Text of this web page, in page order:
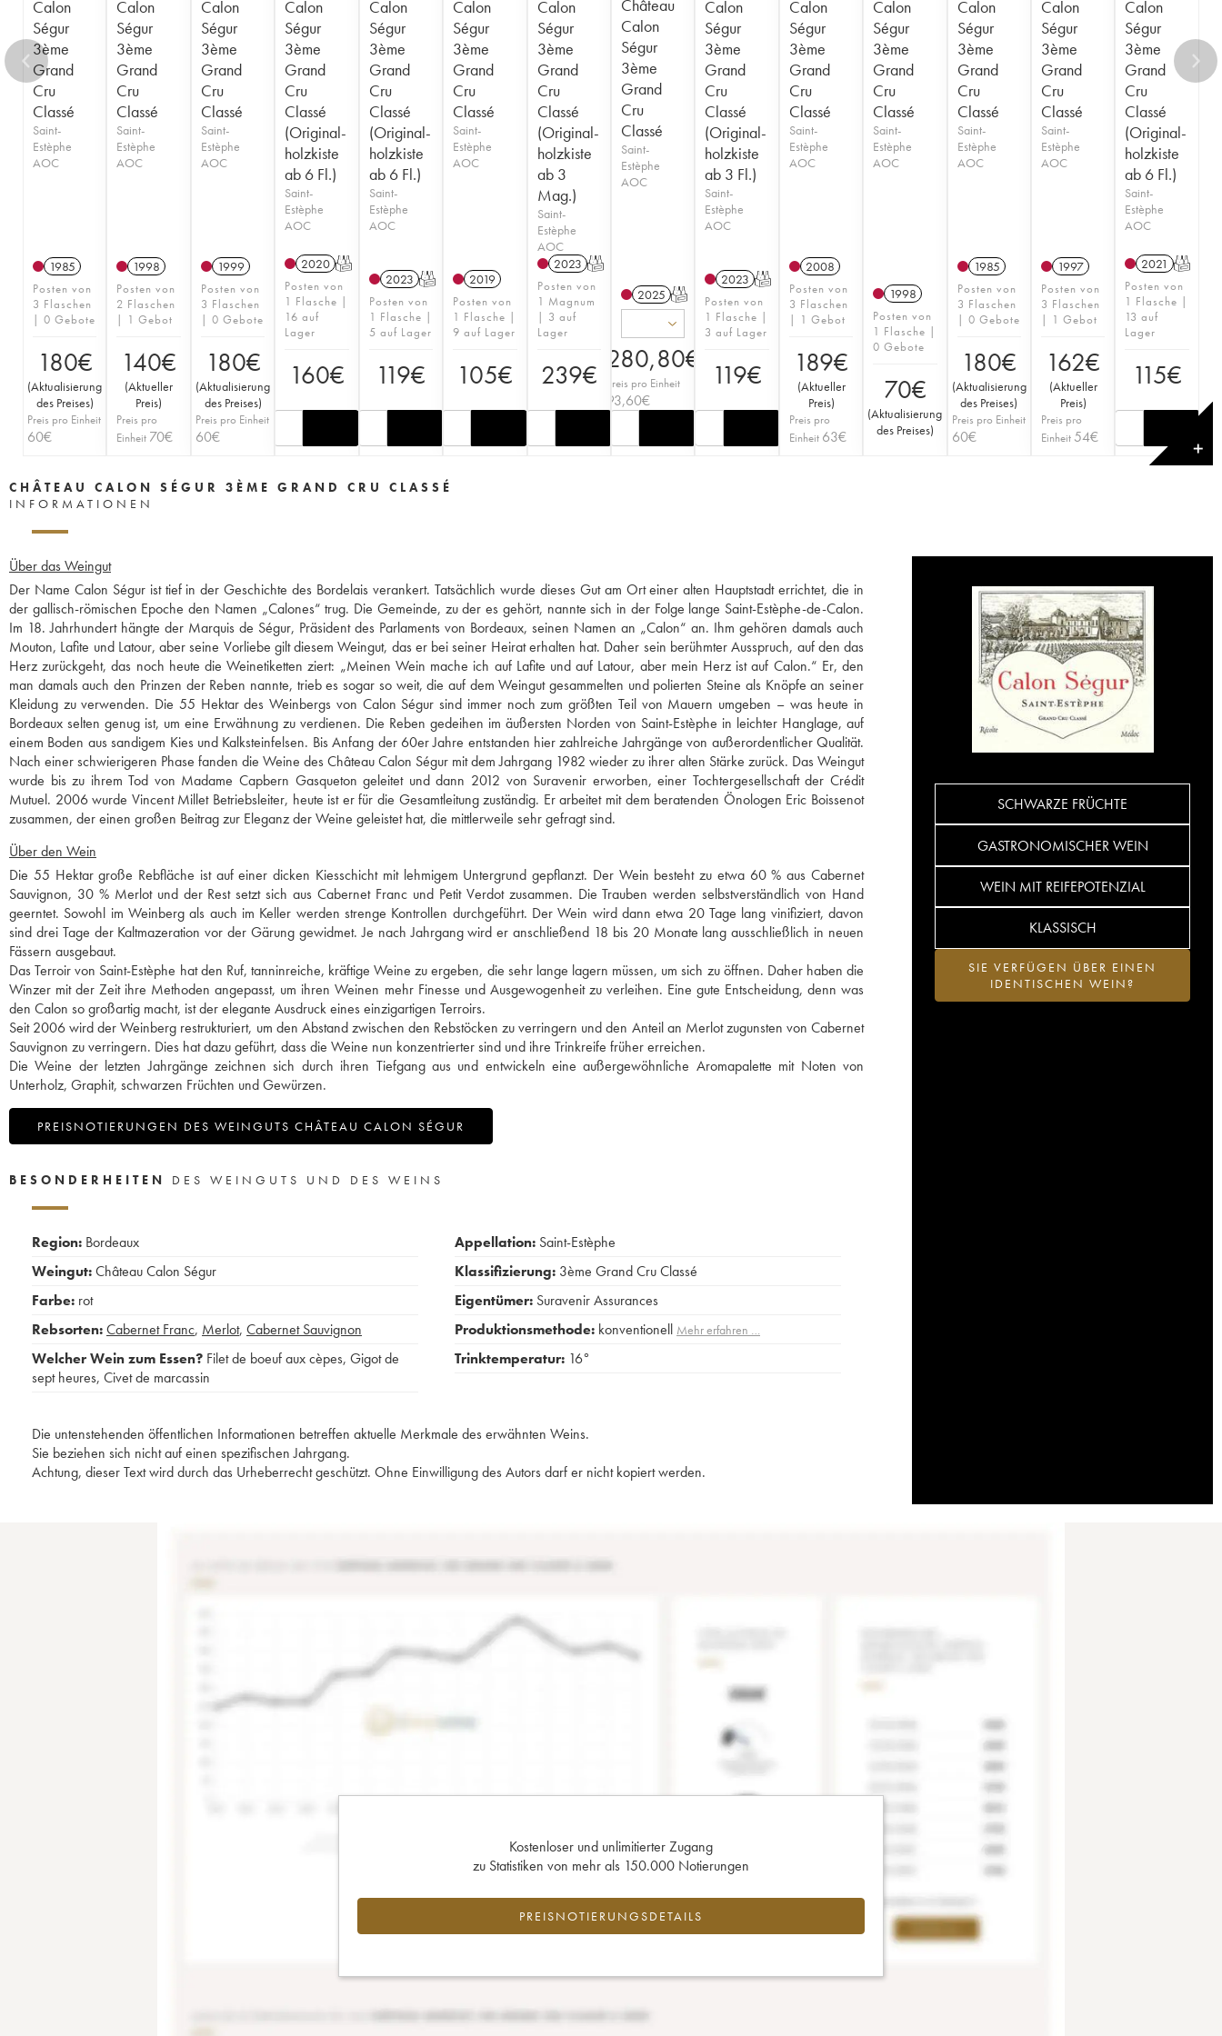
Calon
Ségur
3ème
Grand
Cru
Classé
Saint-
Estèphe
AOC
1985
Posten von
3 Flaschen
| 0 Gebote
180€
(Aktualisierung
des Preises)
Preis pro Einheit
60€
Calon
Ségur
3ème
Grand
Cru
Classé
Saint-
Estèphe
AOC
1998
Posten von
2 Flaschen
| 1 Gebot
140€
(Aktueller
Preis)
Preis pro
Einheit 70€
Calon
Ségur
3ème
Grand
Cru
Classé
Saint-
Estèphe
AOC
1999
Posten von
3 Flaschen
| 0 Gebote
180€
(Aktualisierung
des Preises)
Preis pro Einheit
60€
Calon
Ségur
3ème
Grand
Cru
Classé
(Original-
holzkiste
ab 6 Fl.)
Saint-
Estèphe
AOC
2020 T
Posten von
1 Flasche |
16 auf
Lager
160€
Calon
Ségur
3ème
Grand
Cru
Classé
(Original-
holzkiste
ab 6 Fl.)
Saint-
Estèphe
AOC
2023 T
Posten von
1 Flasche |
5 auf Lager
119€
Calon
Ségur
3ème
Grand
Cru
Classé
Saint-
Estèphe
AOC
2019
Posten von
1 Flasche |
9 auf Lager
105€
Calon
Ségur
3ème
Grand
Cru
Classé
(Original-
holzkiste
ab 3
Mag.)
Saint-
Estèphe
AOC
2023 T
Posten von
1 Magnum
| 3 auf
Lager
239€
Château
Calon
Ségur
3ème
Grand
Cru
Classé
Saint-
Estèphe
AOC
2025 T
280,80€
Preis pro Einheit
93,60€
Calon
Ségur
3ème
Grand
Cru
Classé
(Original-
holzkiste
ab 3 Fl.)
Saint-
Estèphe
AOC
2023 T
Posten von
1 Flasche |
3 auf Lager
119€
Calon
Ségur
3ème
Grand
Cru
Classé
Saint-
Estèphe
AOC
2008
Posten von
3 Flaschen
| 1 Gebot
189€
(Aktueller
Preis)
Preis pro
Einheit 63€
Calon
Ségur
3ème
Grand
Cru
Classé
Saint-
Estèphe
AOC
1998
Posten von
1 Flasche |
0 Gebote
70€
(Aktualisierung
des Preises)
Calon
Ségur
3ème
Grand
Cru
Classé
Saint-
Estèphe
AOC
1985
Posten von
3 Flaschen
| 0 Gebote
180€
(Aktualisierung
des Preises)
Preis pro Einheit
60€
Calon
Ségur
3ème
Grand
Cru
Classé
Saint-
Estèphe
AOC
1997
Posten von
3 Flaschen
| 1 Gebot
162€
(Aktueller
Preis)
Preis pro
Einheit 54€
Calon
Ségur
3ème
Grand
Cru
Classé
(Original-
holzkiste
ab 6 Fl.)
Saint-
Estèphe
AOC
2021 T
Posten von
1 Flasche |
13 auf
Lager
115€
✕
CHÂTEAU CALON SÉGUR 3ÈME GRAND CRU CLASSÉ
INFORMATIONEN
Über das Weingut
Der Name Calon Ségur ist tief in der Geschichte des Bordelais verankert. Tatsächlich wurde dieses Gut am Ort einer alten Hauptstadt errichtet, die in
der gallisch-römischen Epoche den Namen „Calones“ trug. Die Gemeinde, zu der es gehört, nannte sich in der Folge lange Saint-Estèphe-de-Calon.
Im 18. Jahrhundert hängte der Marquis de Ségur, Präsident des Parlaments von Bordeaux, seinen Namen an „Calon“ an. Ihm gehören damals auch
Mouton, Lafite und Latour, aber seine Vorliebe gilt diesem Weingut, das er bei seiner Heirat erhalten hat. Daher sein berühmter Ausspruch, auf den das
Herz zurückgeht, das noch heute die Weinetiketten ziert: „Meinen Wein mache ich auf Lafite und auf Latour, aber mein Herz ist auf Calon.“ Er, den
man damals auch den Prinzen der Reben nannte, trieb es sogar so weit, die auf dem Weingut gesammelten und polierten Steine als Knöpfe an seiner
Kleidung zu verwenden. Die 55 Hektar des Weinbergs von Calon Ségur sind immer noch zum größten Teil von Mauern umgeben – was heute in
Bordeaux selten genug ist, um eine Erwähnung zu verdienen. Die Reben gedeihen im äußersten Norden von Saint-Estèphe in leichter Hanglage, auf
einem Boden aus sandigem Kies und Kalksteinfelsen. Bis Anfang der 60er Jahre entstanden hier zahlreiche Jahrgänge von außerordentlicher Qualität.
Nach einer schwierigeren Phase fanden die Weine des Château Calon Ségur mit dem Jahrgang 1982 wieder zu ihrer alten Stärke zurück. Das Weingut
wurde bis zu ihrem Tod von Madame Capbern Gasqueton geleitet und dann 2012 von Suravenir erworben, einer Tochtergesellschaft der Crédit
Mutuel. 2006 wurde Vincent Millet Betriebsleiter, heute ist er für die Gesamtleitung zuständig. Er arbeitet mit dem beratenden Önologen Eric Boissenot
zusammen, der einen großen Beitrag zur Eleganz der Weine geleistet hat, die mittlerweile sehr gefragt sind.
Über den Wein
Die 55 Hektar große Rebfläche ist auf einer dicken Kiesschicht mit lehmigem Untergrund gepflanzt. Der Wein besteht zu etwa 60 % aus Cabernet
Sauvignon, 30 % Merlot und der Rest setzt sich aus Cabernet Franc und Petit Verdot zusammen. Die Trauben werden selbstverständlich von Hand
geerntet. Sowohl im Weinberg als auch im Keller werden strenge Kontrollen durchgeführt. Der Wein wird dann etwa 20 Tage lang vinifiziert, davon
sind drei Tage der Kaltmazeration vor der Gärung gewidmet. Je nach Jahrgang wird er anschließend 18 bis 20 Monate lang ausschließlich in neuen
Fässern ausgebaut.
Das Terroir von Saint-Estèphe hat den Ruf, tanninreiche, kräftige Weine zu ergeben, die sehr lange lagern müssen, um sich zu öffnen. Daher haben die
Winzer mit der Zeit ihre Methoden angepasst, um ihren Weinen mehr Finesse und Ausgewogenheit zu verleihen. Eine gute Entscheidung, denn was
den Calon so großartig macht, ist der elegante Ausdruck eines einzigartigen Terroirs.
Seit 2006 wird der Weinberg restrukturiert, um den Abstand zwischen den Rebstöcken zu verringern und den Anteil an Merlot zugunsten von Cabernet
Sauvignon zu verringern. Dies hat dazu geführt, dass die Weine nun konzentrierter sind und ihre Trinkreife früher erreichen.
Die Weine der letzten Jahrgänge zeichnen sich durch ihren Tiefgang aus und entwickeln eine außergewöhnliche Aromapalette mit Noten von
Unterholz, Graphit, schwarzen Früchten und Gewürzen.
PREISNOTIERUNGEN DES WEINGUTS CHÂTEAU CALON SÉGUR
SCHWARZE FRÜCHTE
GASTRONOMISCHER WEIN
WEIN MIT REIFEPOTENZIAL
KLASSISCH
SIE VERFÜGEN ÜBER EINEN
IDENTISCHEN WEIN?
BESONDERHEITEN DES WEINGUTS UND DES WEINS
Region: Bordeaux
Weingut:Château Calon Ségur
Farbe: rot
Rebsorten:Cabernet Franc, Merlot, Cabernet Sauvignon
Welcher Wein zum Essen? Filet de boeuf aux cèpes, Gigot de
sept heures, Civet de marcassin
Appellation: Saint-Estèphe
Klassifizierung: 3ème Grand Cru Classé
Eigentümer: Suravenir Assurances
Produktionsmethode: konventionell Mehr erfahren …
Trinktemperatur: 16°
Die untenstehenden öffentlichen Informationen betreffen aktuelle Merkmale des erwähnten Weins.
Sie beziehen sich nicht auf einen spezifischen Jahrgang.
Achtung, dieser Text wird durch das Urheberrecht geschützt. Ohne Einwilligung des Autors darf er nicht kopiert werden.
Kostenloser und unlimitierter Zugang
zu Statistiken von mehr als 150.000 Notierungen
PREISNOTIERUNGSDETAILS